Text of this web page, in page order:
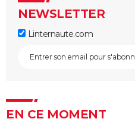
NEWSLETTER
Linternaute.com
EN CE MOMENT